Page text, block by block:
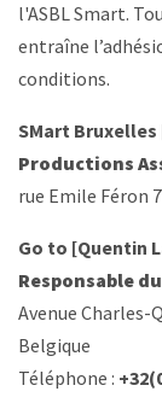
l'ASBL Smart.
entraîne
conditions.
SMart Bruxelles
Productions
rue Emile Féron
Go to [Quentin
Responsable
Avenue Charles-
Belgique
Téléphone :